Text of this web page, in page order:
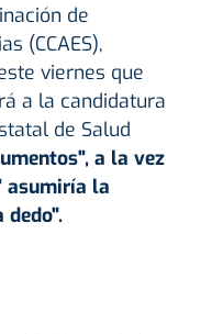
de
(CCAES),
viernes que
a la candidatura
de Salud
a la vez
asumiría la
dedo".